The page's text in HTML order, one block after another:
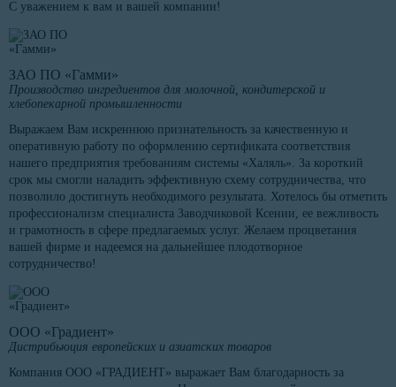
С уважением к вам и вашей компании!
ЗАО ПО «Гамми»
Производство ингредиентов для молочной, кондитерской и
хлебопекарной промышленности
Выражаем Вам искреннюю признательность за качественную и
оперативную работу по оформлению сертификата соответствия
нашего предприятия требованиям системы «Халяль». За короткий
срок мы смогли наладить эффективную схему сотрудничества, что
позволило достигнуть необходимого результата. Хотелось бы отметить
профессионализм специалиста Заводчиковой Ксении, ее вежливость
и грамотность в сфере предлагаемых услуг. Желаем процветания
вашей фирме и надеемся на дальнейшее плодотворное
сотрудничество!
ООО «Градиент»
Дистрибьюция европейских и азиатских товаров
Компания ООО «ГРАДИЕНТ» выражает Вам благодарность за